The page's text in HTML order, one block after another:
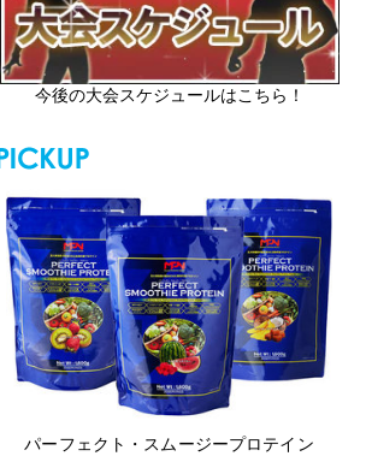
今後の大会スケジュールはこちら！
パーフェクト・スムージープロテイン